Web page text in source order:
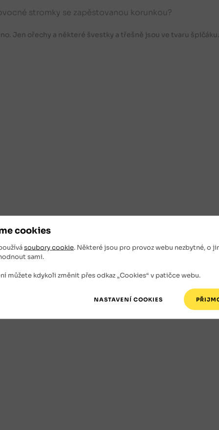
cookies
soubory cookie. Některé jsou pro provoz webu nezbytné, o
sami.
můžete kdykoli změnit přes odkaz „Cookies“ v patičce webu.
stromky se zapěstovanou korunkou?
Jen ořechy a některé švestky a třešně jsou ve tvaru špičáku.